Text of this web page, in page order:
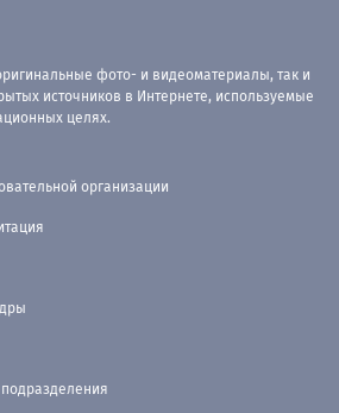
фото- и видеоматериалы, так и
источников в Интернете, используемые
целях.
организации